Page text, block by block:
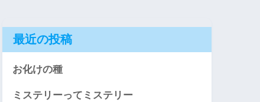
最近の投稿
お化けの種
ミステリーってミステリー